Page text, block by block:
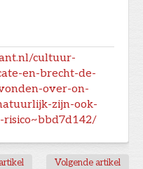
cultuur-
en-brecht-de-
over-on-
zijn-ook-
Volgende artikel